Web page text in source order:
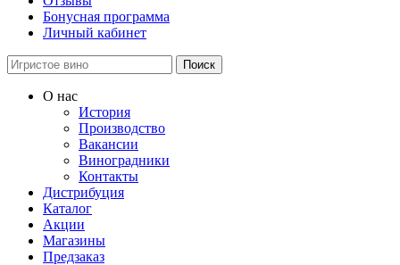
Бонусная программа
Личный кабинет
Поиск
О нас
История
Производство
Вакансии
Виноградники
Контакты
Дистрибуция
Каталог
Акции
Магазины
Предзаказ